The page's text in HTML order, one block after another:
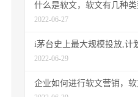
什么是软文，软文有几种类
2022-06-27
i茅台史上最大规模投放,计
2022-06-29
企业如何进行软文营销，